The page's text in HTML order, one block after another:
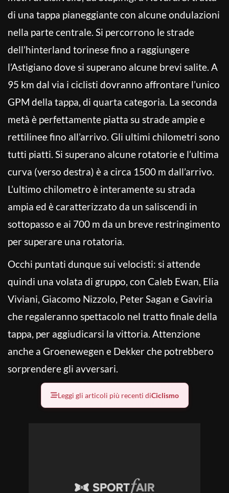
di una tappa pianeggiante con alcune ondulazioni
nella parte centrale. Si percorrono le strade
dell’hinterland torinese fino a raggiungere
l’Astigiano dove si superano alcune brevi salite. A
95 km dal via i ciclisti dovranno affrontare l’unico
GPM della tappa, di quarta categoria. La seconda
metà è perfettamente piatta su strade ampie e
rettilinee fino all’arrivo. Gli ultimi chilometri sono
tutti piatti. Si superano alcune rotatorie e l’ultima
curva (verso destra) è a circa 1500 m dall’arrivo.
L’ultimo chilometro è interamente su strada
ampia ed è caratterizzato da un saliscendi in
sottopasso e ai 700 m da un breve restringimento
per superare una rotatoria.
Occhi puntati dunque sui velocisti: si attende
quindi una volata di gruppo, con Caleb Ewan, Elia
Viviani, Giacomo Nizzolo, Peter Sagan e Gaviria
che regaleranno spettacolo nel tratto finale della
tappa, per aggiudicarsi la vittoria. Attenzione
anche a Groenewegen e Dekker che potrebbero
sorprendere gli avversari.
Leggi gli articoli più recenti diCiclismo